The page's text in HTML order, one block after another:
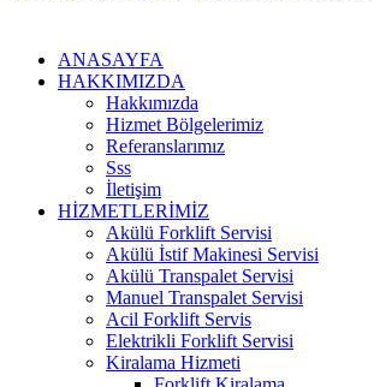
ANASAYFA
HAKKIMIZDA
Hakkımızda
Hizmet Bölgelerimiz
Referanslarımız
Sss
İletişim
HİZMETLERİMİZ
Akülü Forklift Servisi
Akülü İstif Makinesi Servisi
Akülü Transpalet Servisi
Manuel Transpalet Servisi
Acil Forklift Servis
Elektrikli Forklift Servisi
Kiralama Hizmeti